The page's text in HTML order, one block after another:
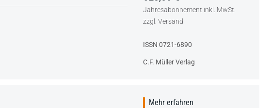
Jahresabonnement inkl. MwSt.
zzgl. Versand
ISSN 0721-6890
C.F. Müller Verlag
Mehr erfahren